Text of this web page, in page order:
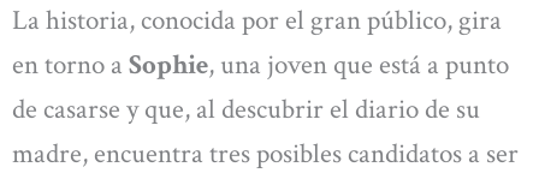
La historia, conocida por el gran público, gira
en torno a Sophie, una joven que está a punto
de casarse y que, al descubrir el diario de su
madre, encuentra tres posibles candidatos a ser